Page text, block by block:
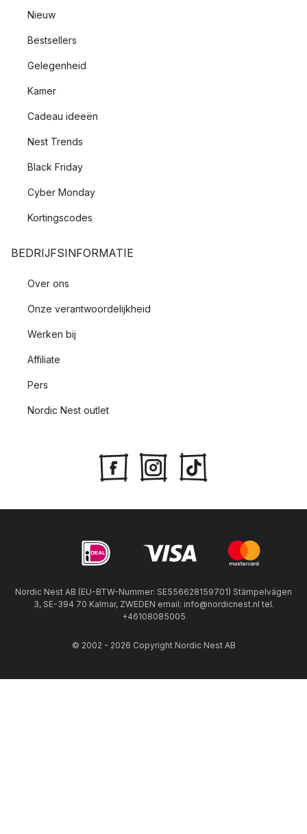
Nieuw
Bestsellers
Gelegenheid
Kamer
Cadeau ideeën
Nest Trends
Black Friday
Cyber Monday
Kortingscodes
BEDRIJFSINFORMATIE
Over ons
Onze verantwoordelijkheid
Werken bij
Affiliate
Pers
Nordic Nest outlet
Nordic Nest AB (EU-BTW-Nummer: SE556628159701) Stämpelvägen
3, SE-394 70 Kalmar, ZWEDEN email: info@nordicnest.nl tel.
+46108085005
© 2002 - 2026 Copyright Nordic Nest AB